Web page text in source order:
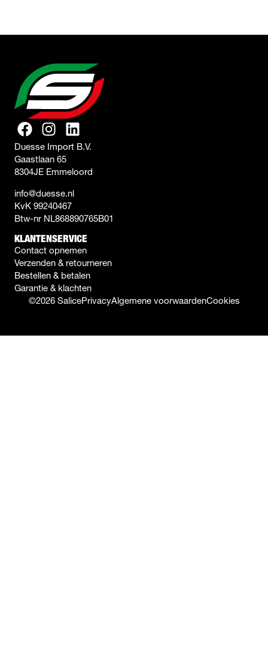
Duesse Import B.V.
Gaastlaan 65
8304JE Emmeloord
info@duesse.nl
KvK 99240467
Btw-nr NL868890765B01
KLANTENSERVICE
Contact opnemen
Verzenden & retourneren
Bestellen & betalen
Garantie & klachten
©2026 SalicePrivacyAlgemene voorwaardenCookies